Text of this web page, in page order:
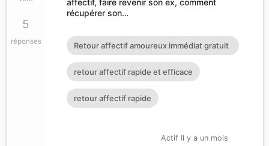
5
réponses
affectif, faire revenir son ex, comment
récupérer son…
Retour affectif amoureux immédiat gratuit
Rituel retour affectif
retour affectif rapide et efficace
retour affectif rapide
Actif Il y a un mois